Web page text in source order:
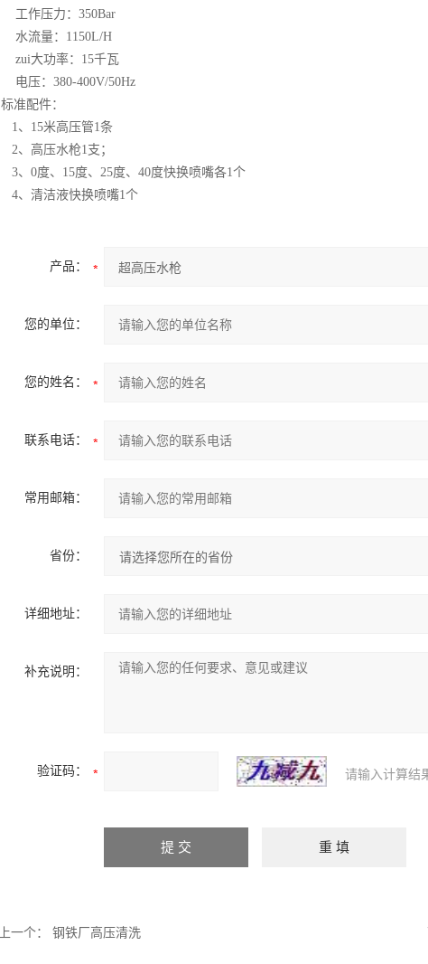
工作压力： 350Bar
水流量： 1150L/H
zui大功率： 15千瓦
电压： 380-400V/50Hz
标准配件：
1、 15米高压管1条
2、高压水枪1支；
3、 0度、 15度、 25度、 40度快换喷嘴各1个
4、清洁液快换喷嘴1个
产品：
您的单位：
您的姓名：
联系电话：
常用邮箱：
省份：
详细地址：
补充说明：
验证码： 请输入计算结
上一个： 钢铁厂高压清洗